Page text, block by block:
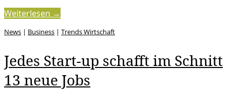
Weiterlesen →
News | Business | Trends Wirtschaft
Jedes Start-up schafft im Schnitt
13 neue Jobs